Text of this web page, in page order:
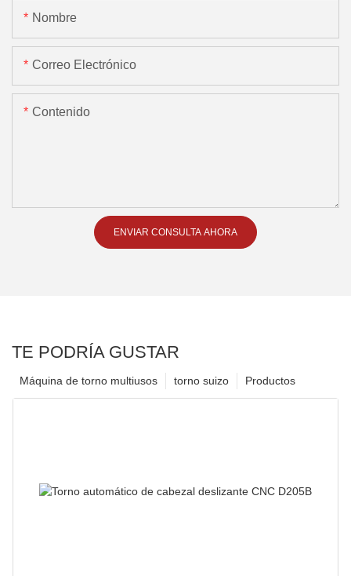
Nombre
Correo Electrónico
Contenido
ENVIAR CONSULTA AHORA
TE PODRÍA GUSTAR
Productos
torno suizo
Máquina de torno multiusos